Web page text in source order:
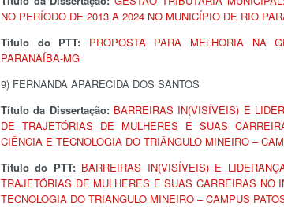
NO PERÍODO DE 2013 A 2024 NO MUNICÍPIO DE RIO
Título do PTT:
PROPOSTA PARA MELHORIA NA
PARANAÍBA-MG
9) FERNANDA APARECIDA DOS SANTOS
Título da Dissertação:BARREIRAS IN(VISÍVEIS) E
DE TRAJETÓRIAS DE MULHERES E SUAS
CIÊNCIA E TECNOLOGIA DO TRIÂNGULO MINEIRO –
Título do PTT:BARREIRAS IN(VISÍVEIS) E
TRAJETÓRIAS DE MULHERES E SUAS CARREIRAS NO
TECNOLOGIA DO TRIÂNGULO MINEIRO – CAMPUS